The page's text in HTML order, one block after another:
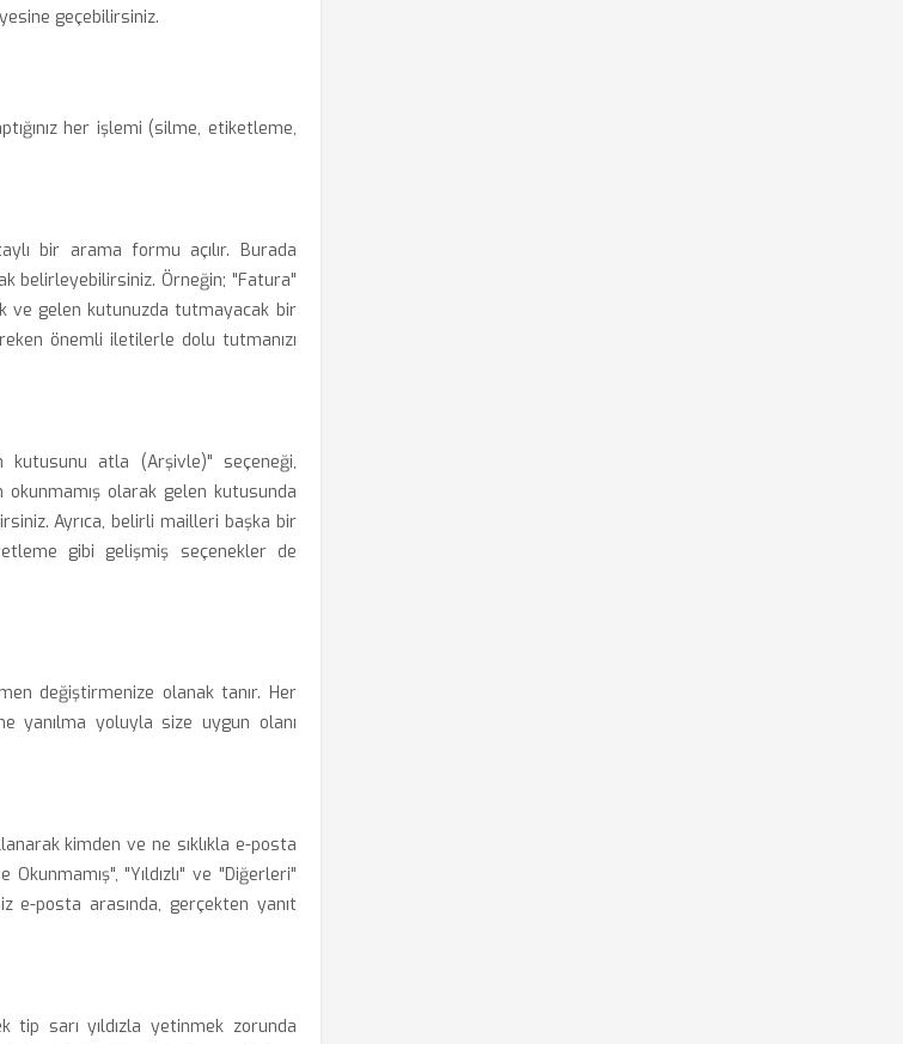
geçebilirsiniz.
her işlemi (silme, etiketleme,
bir arama formu açılır. Burada
belirleyebilirsiniz. Örneğin; "Fatura"
ve gelen kutunuzda tutmayacak bir
önemli iletilerle dolu tutmanızı
kutusunu atla (Arşivle)" seçeneği,
olarak gelen kutusunda
Ayrıca, belirli mailleri başka bir
gibi gelişmiş seçenekler de
değiştirmenize olanak tanır. Her
yanılma yoluyla size uygun olanı
kimden ve ne sıklıkla e-posta
"Yıldızlı" ve "Diğerleri"
e-posta arasında, gerçekten yanıt
tip sarı yıldızla yetinmek zorunda